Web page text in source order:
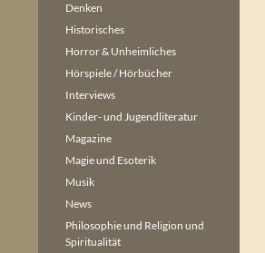
Denken
Historisches
Horror & Unheimliches
Hörspiele / Hörbücher
Interviews
Kinder- und Jugendliteratur
Magazine
Magie und Esoterik
Musik
News
Philosophie und Religion und
Spiritualität